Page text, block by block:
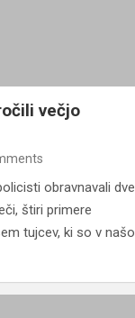
večjo
obravnavali dve
štiri primere
tujcev, ki so v našo